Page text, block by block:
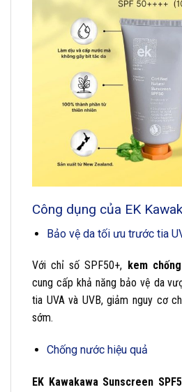
Công dụng của EK
Bảo vệ da tối ưu trước tia
Với chỉ số SPF50+, kem
cung cấp khả năng bảo vệ da
tia UVA và UVB, giảm nguy cơ
sớm.
Chống nước hiệu quả
EK Kawakawa Sunscreen